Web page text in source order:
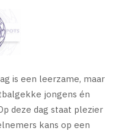
is een leerzame, maar
jongens én
deze dag staat plezier
kans op een